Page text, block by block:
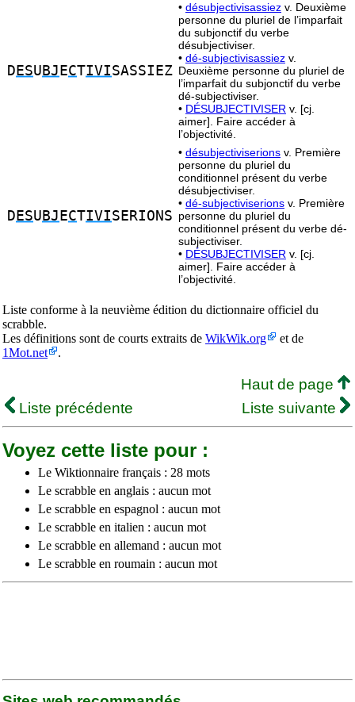
D ESU BJ ECTIVISASSIEZ
• désubjectivisassiez v. Deuxième
personne du pluriel de l’imparfait
du subjonctif du verbe
désubjectiviser.
• dé-subjectivisassiez v.
Deuxième personne du pluriel de
l’imparfait du subjonctif du verbe
dé-subjectiviser.
• DÉSUBJECTIVISER v. [cj.
aimer]. Faire accéder à
l’objectivité.
D ESU BJ ECTIVISERIONS
• désubjectiviserions v. Première
personne du pluriel du
conditionnel présent du verbe
désubjectiviser.
• dé-subjectiviserions v. Première
personne du pluriel du
conditionnel présent du verbe dé-
subjectiviser.
• DÉSUBJECTIVISER v. [cj.
aimer]. Faire accéder à
l’objectivité.
Liste conforme à la neuvième édition du dictionnaire officiel du
scrabble.
Les définitions sont de courts extraits de WikWik.org
et de
1Mot.net
.
Haut de page
Liste précédente
Liste suivante
Voyez cette liste pour :
Le Wiktionnaire français : 28 mots
Le scrabble en anglais : aucun mot
Le scrabble en espagnol : aucun mot
Le scrabble en italien : aucun mot
Le scrabble en allemand : aucun mot
Le scrabble en roumain : aucun mot